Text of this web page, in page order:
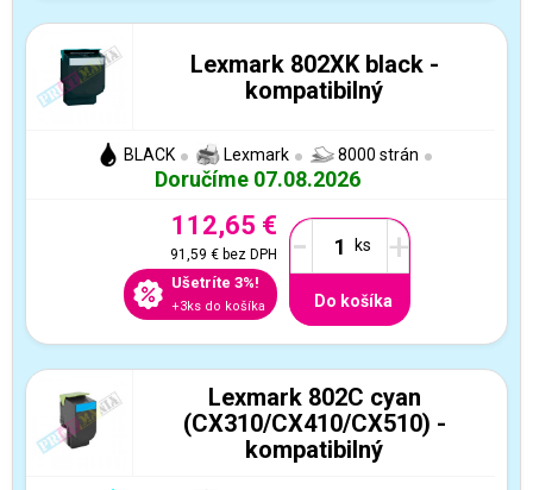
Lexmark 802XK black -
kompatibilný
BLACK Lexmark 8000 strán
Doručíme 07.08.2026
112,65 €
91,59 €bez DPH
Ušetríte 3%!
+3ks do košíka
- +
Do košíka
Lexmark 802C cyan
(CX310/CX410/CX510) -
kompatibilný